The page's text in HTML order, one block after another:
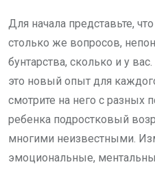
Для начала представьте,
столько же вопросов,
бунтарства, сколько и у
это новый опыт для
смотрите на него с разных
ребенка подростковый
многими неизвестными.
эмоциональные,